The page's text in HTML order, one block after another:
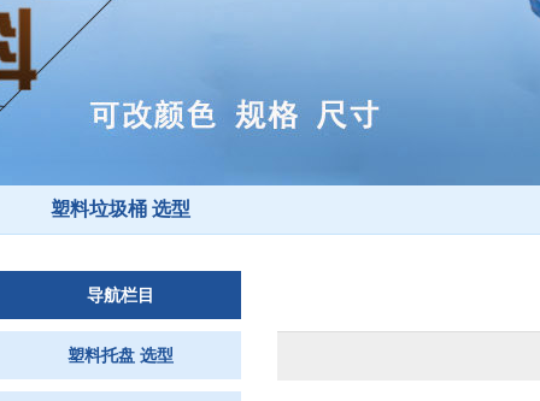
塑料垃圾桶 选型
导航栏目
塑料托盘 选型